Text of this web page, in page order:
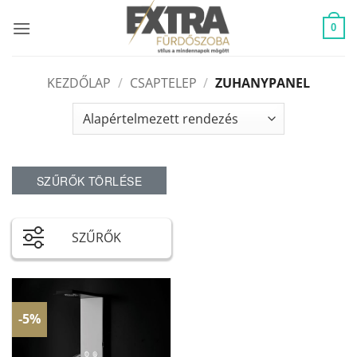
0
KEZDŐLAP / CSAPTELEP / ZUHANYPANEL
SZŰRŐK TÖRLÉSE
SZŰRŐK
-5%